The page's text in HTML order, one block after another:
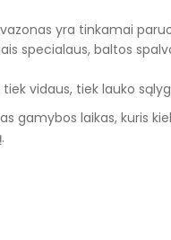
yra tinkamai
specialaus, baltos
vidaus, tiek lauko
gamybos laikas, kuris